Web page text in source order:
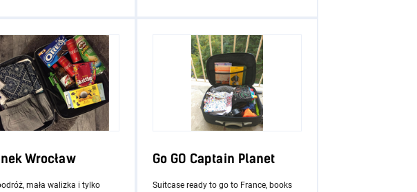
Wrocław
mała walizka i tylko
Go GO Captain Planet
Suitcase ready to go to France, books